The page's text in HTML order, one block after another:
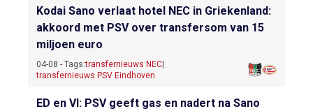
Kodai Sano verlaat hotel NEC in Griekenland:
akkoord met PSV over transfersom van 15
miljoen euro
04-08 - Tags:transfernieuws NEC
transfernieuws PSV Eindhoven
ED en VI: PSV geeft gas en nadert na Sano